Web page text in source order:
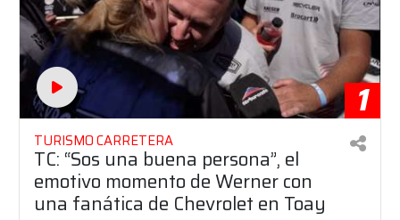
1
TURISMO CARRETERA
TC: “Sos una buena persona”, el
emotivo momento de Werner con
una fanática de Chevrolet en Toay